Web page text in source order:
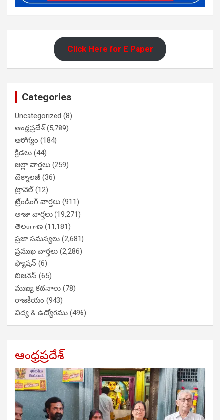
Click Here for E Paper
Categories
Uncategorized (8)
ఆంధ్రప్రదేశ్(5,789)
ఆరోగ్యం (184)
క్రీడలు (44)
జిల్లా వార్తలు (259)
టెక్నాలజీ (36)
ట్రావెల్(12)
ట్రేండింగ్ వార్తలు (911)
తాజా వార్తలు (19,271)
తెలంగాణ (11,181)
ప్రజా సమస్యలు (2,681)
ప్రముఖ వార్తలు (2,286)
ఫ్యాషన్ (6)
బిజినెస్ (65)
ముఖ్య కథనాలు (78)
రాజకీయం (943)
విద్య & ఉద్యోగము (496)
ఆంధ్రప్రదేశ్